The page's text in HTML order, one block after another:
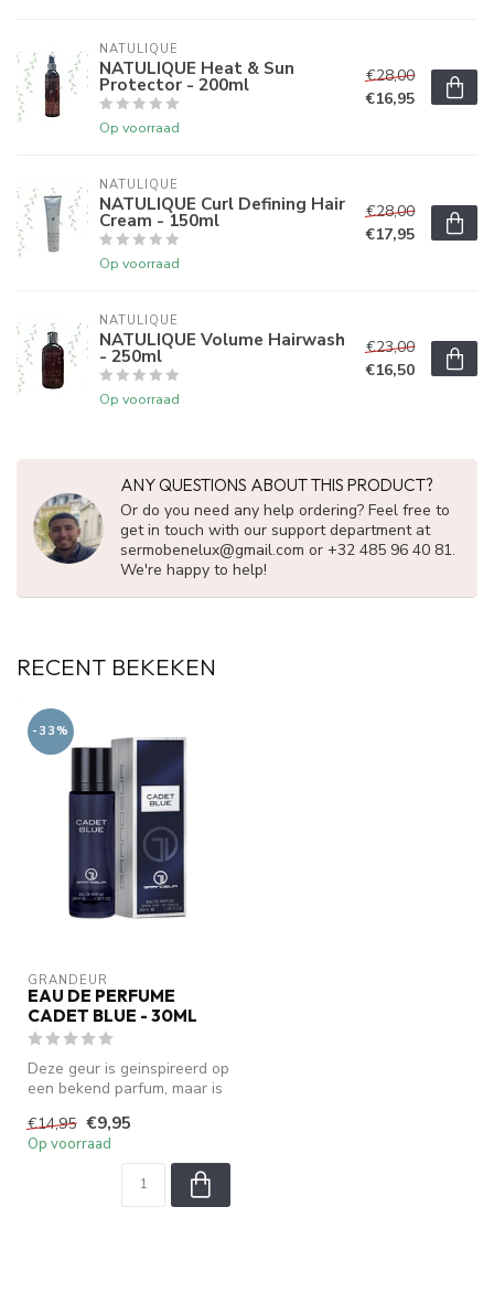
NATULIQUE
NATULIQUE Heat & Sun
Protector - 200ml
Op voorraad
€28,00
€16,95
NATULIQUE
NATULIQUE Curl Defining Hair
Cream - 150ml
Op voorraad
€28,00
€17,95
NATULIQUE
NATULIQUE Volume Hairwash
- 250ml
Op voorraad
€23,00
€16,50
ANY QUESTIONS ABOUT THIS PRODUCT?
Or do you need any help ordering? Feel free to
get in touch with our support department at
sermobenelux@gmail.com or +32 485 96 40 81.
We're happy to help!
RECENT BEKEKEN
-33%
GRANDEUR
EAU DE PERFUME
CADET BLUE - 30ML
Deze geur is geinspireerd op
een bekend parfum, maar is
€14,95 €9,95
Op voorraad